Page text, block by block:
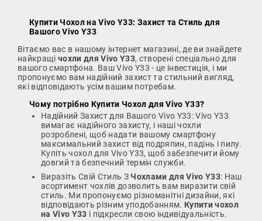
Купити Чохол на Vivo Y33: Захист та Стиль для
Вашого Vivo Y33
Вітаємо вас в нашому інтернет магазині, де ви знайдете
найкращі чохли для Vivo Y33, створені спеціально для
вашого смартфона. Ваш Vivo Y33 - це інвестиція, і ми
пропонуємо вам надійний захист та стильний вигляд,
які відповідають усім вашим потребам.
Чому потрібно Купити Чохол для Vivo Y33?
Надійний Захист для Вашого Vivo Y33: Vivo Y33
вимагає надійного захисту, і наші чохли
розроблені, щоб надати вашому смартфону
максимальний захист від подряпин, падінь і пилу.
Купіть чохол для Vivo Y33, щоб забезпечити йому
довгий та безпечний термін служби.
Виразіть Свій Стиль З Чохлами для Vivo Y33: Наш
асортимент чохлів дозволить вам виразити свій
стиль. Ми пропонуємо різноманітні дизайни, які
відповідають різним уподобанням. Купити чохол
на Vivo Y33 і підкресли свою індивідуальність.